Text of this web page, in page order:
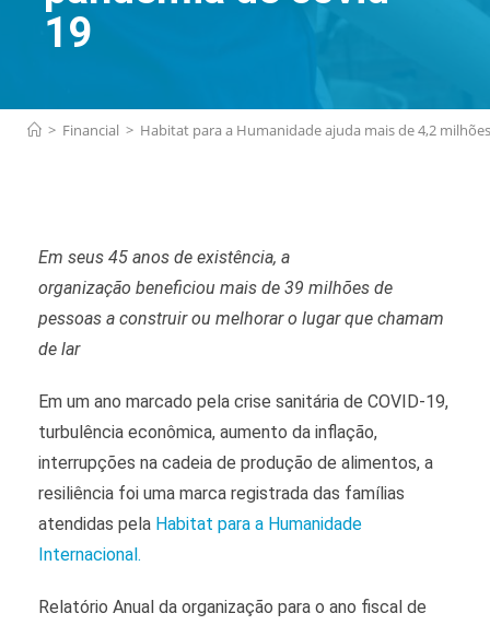
19
> Financial > Habitat para a Humanidade ajuda mais de 4,2
Em seus 45 anos de existência, a
organização beneficiou mais de 39 milhões de
pessoas a construir ou melhorar o lugar que chamam
de lar
Em um ano marcado pela crise sanitária de COVID-19,
turbulência econômica, aumento da inflação,
interrupções na cadeia de produção de alimentos, a
resiliência foi uma marca registrada das famílias
atendidas pela Habitat para a Humanidade
Internacional.
Relatório Anual da organização para o ano fiscal de